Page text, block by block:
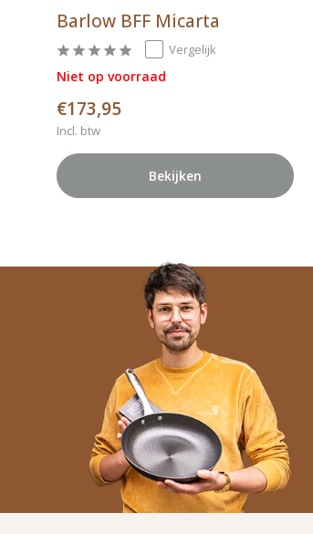
Barlow BFF Micarta
Vergelijk
Niet op voorraad
€173,95
Incl. btw
Bekijken